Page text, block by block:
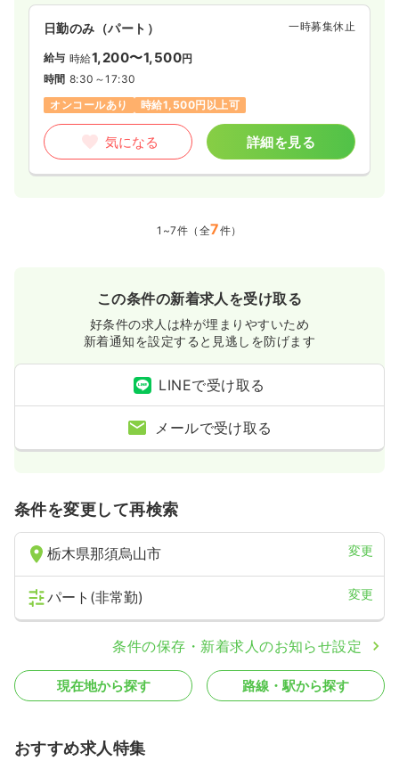
日勤のみ（パート） 一時募集休止
給与 時給1,200〜1,500円
時間 8:30～17:30
オンコールあり
時給1,500円以上可
気になる 詳細を見る
1~7件（全7件）
この条件の新着求人を受け取る
好条件の求人は枠が埋まりやすいため
新着通知を設定すると見逃しを防げます
LINEで受け取る
メールで受け取る
条件を変更して再検索
栃木県那須烏山市 変更
パート(非常勤) 変更
条件の保存・新着求人のお知らせ設定
現在地から探す 路線・駅から探す
おすすめ求人特集